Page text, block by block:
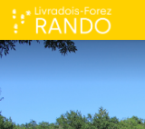
Circuit n°23 Vallée des